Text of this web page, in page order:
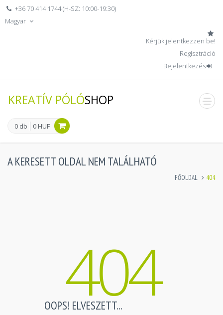
+36 70 414 1744 (H-SZ: 10:00-19:30)
Magyar
Kérjük jelentkezzen be!
Regisztráció
Bejelentkezés
KREATÍV PÓLÓSHOP
0 db 0 HUF
A KERESETT OLDAL NEM TALÁLHATÓ
FŐOLDAL 404
404
OOPS! ELVESZETT...